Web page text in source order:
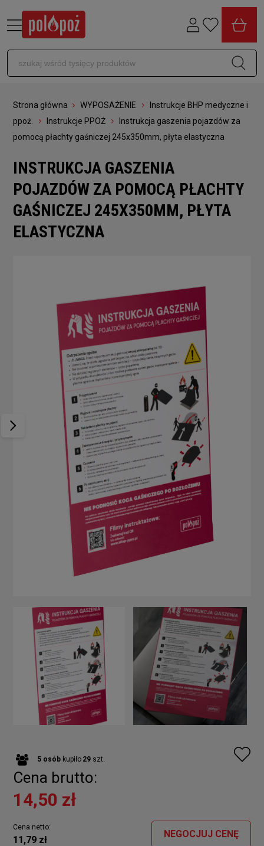
Strona główna WYPOSAŻENIE
Instrukcje BHP medyczne i
ppoż.
Instrukcje PPOŻ
Instrukcja gaszenia pojazdów za
pomocą płachty gaśniczej 245x350mm, płyta elastyczna
INSTRUKCJA GASZENIA
POJAZDÓW ZA POMOCĄ PŁACHTY
GAŚNICZEJ 245X350MM, PŁYTA
ELASTYCZNA
5 osób kupiło 29 szt.
Cena brutto:
14,50 zł
Cena netto:
11,79 zł
NEGOCJUJ CENĘ